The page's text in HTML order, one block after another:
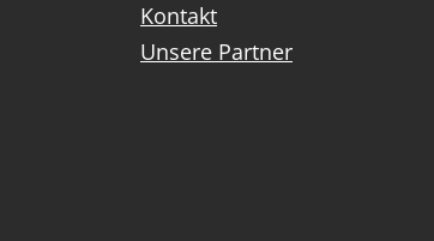
Kontakt
Unsere Partner